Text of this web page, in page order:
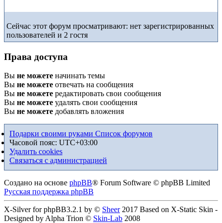
Сейчас этот форум просматривают: нет зарегистрированных
пользователей и 2 гостя
Права доступа
Вы не можете начинать темы
Вы не можете отвечать на сообщения
Вы не можете редактировать свои сообщения
Вы не можете удалять свои сообщения
Вы не можете добавлять вложения
Подарки своими руками Список форумов
Часовой пояс: UTC+03:00
Удалить cookies
Связаться с администрацией
Создано на основе phpBB® Forum Software © phpBB Limited
Русская поддержка phpBB
X-Silver for phpBB3.2.1 by © Sheer2017 Based on X-Static Skin -
Designed by Alpha Trion © Skin-Lab 2008